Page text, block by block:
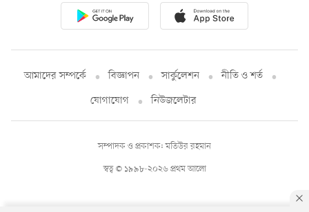
আমাদের সম্পর্কে বিজ্ঞাপন সার্কুলেশন
নীতি ও শর্ত
যোগাযোগ
নিউজলেটার
স্বত্ব © ১৯৯৮-২০২৬ প্রথম আলো
সম্পাদক ও প্রকাশক: মতিউর রহমান